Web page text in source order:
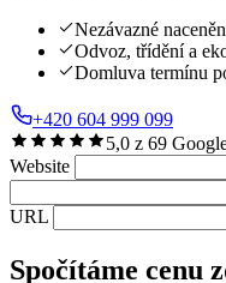
Nezávazné
Odvoz, třídění a
Domluva termínu
+420 604 999 099
5,0 z 69
Website
URL
Spočítáme cenu